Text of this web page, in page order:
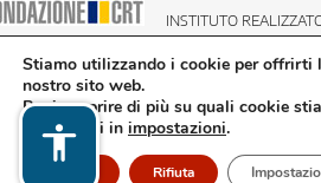
INSTITUTO
CRT CASSA DI RISPARMIO DI TORINO
Stiamo utilizzando i cookie per offrirti
nostro sito web.
Puoi scoprire di più su quali cookie
disattivarli in impostazioni.
Accetto Rifiuta